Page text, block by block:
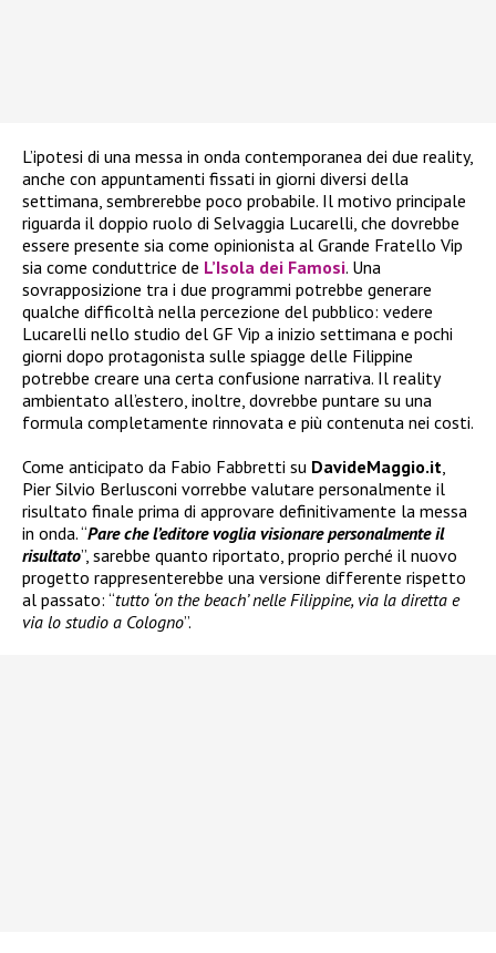
L’ipotesi di una messa in onda contemporanea dei due reality,
anche con appuntamenti fissati in giorni diversi della
settimana, sembrerebbe poco probabile. Il motivo principale
riguarda il doppio ruolo di Selvaggia Lucarelli, che dovrebbe
essere presente sia come opinionista al Grande Fratello Vip
sia come conduttrice de L’Isola dei Famosi. Una
sovrapposizione tra i due programmi potrebbe generare
qualche difficoltà nella percezione del pubblico: vedere
Lucarelli nello studio del GF Vip a inizio settimana e pochi
giorni dopo protagonista sulle spiagge delle Filippine
potrebbe creare una certa confusione narrativa. Il reality
ambientato all’estero, inoltre, dovrebbe puntare su una
formula completamente rinnovata e più contenuta nei costi.
Come anticipato da Fabio Fabbretti su DavideMaggio.it,
Pier Silvio Berlusconi vorrebbe valutare personalmente il
risultato finale prima di approvare definitivamente la messa
in onda. “Pare che l’editore voglia visionare personalmente il
risultato”, sarebbe quanto riportato, proprio perché il nuovo
progetto rappresenterebbe una versione differente rispetto
al passato: “tutto ‘on the beach’ nelle Filippine, via la diretta e
via lo studio a Cologno”.